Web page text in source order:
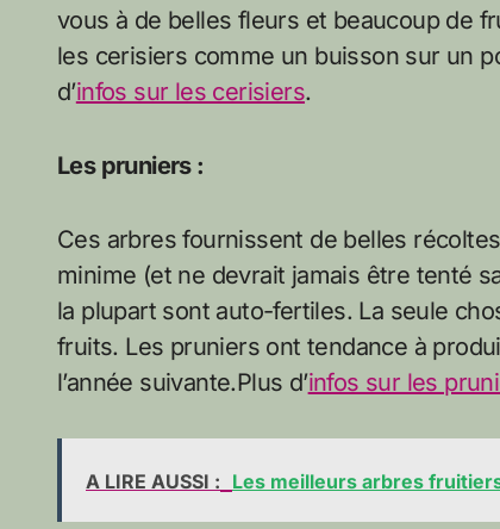
vous à de belles fleurs et beaucoup de
les cerisiers comme un buisson sur un
d’infos sur les cerisiers.
Les pruniers :
Ces arbres fournissent de belles
minime (et ne devrait jamais être tenté
la plupart sont auto-fertiles. La seule
fruits. Les pruniers ont tendance à
l’année suivante.Plus d’infos sur les
A LIRE AUSSI : Les meilleurs arbres